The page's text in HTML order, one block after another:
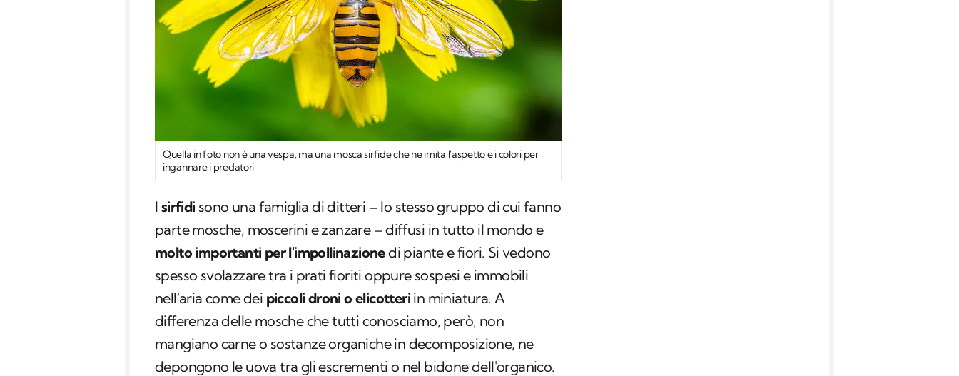
Quella in foto non è una vespa, ma una mosca sirfide che ne imita l'aspetto e i colori per
ingannare i predatori
I sirfidi sono una famiglia di ditteri – lo stesso gruppo di cui fanno
parte mosche, moscerini e zanzare – diffusi in tutto il mondo e
molto importanti per l'impollinazionedi piante e fiori. Si vedono
spesso svolazzare tra i prati fioriti oppure sospesi e immobili
nell'aria come dei piccoli droni o elicotteri in miniatura. A
differenza delle mosche che tutti conosciamo, però, non
mangiano carne o sostanze organiche in decomposizione, ne
depongono le uova tra gli escrementi o nel bidone dell'organico.